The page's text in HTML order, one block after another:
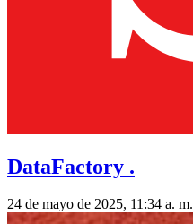
DataFactory .
24 de mayo de 2025, 11:34 a. m.